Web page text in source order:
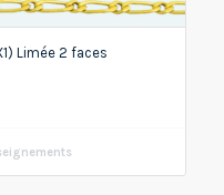
Limée 2 faces